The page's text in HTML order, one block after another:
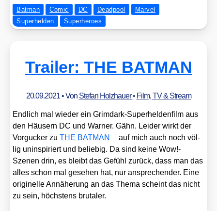
Batman Comic DC Deadpool
Marvel
Superhelden
Superheroes
Trailer: THE BATMAN
20.09.2021• Von Stefan Holzhauer• Film, TV & Stream
End­lich mal wie­der ein Grim­dark-Super­hel­den­film aus
den Häu­sern DC und War­ner. Gähn. Lei­der wirkt der
Vor­gu­cker zuTHE BATMAN
auf mich auch noch völ­
lig unin­spi­riert und belie­big. Da sind kei­ne Wow!-
Szenen drin, es bleibt das Gefühl zurück, dass man das
alles schon mal gese­hen hat, nur anspre­chen­der. Eine
ori­gi­nel­le Annä­he­rung an das The­ma scheint das nicht
zu sein, höchs­tens bru­ta­ler.